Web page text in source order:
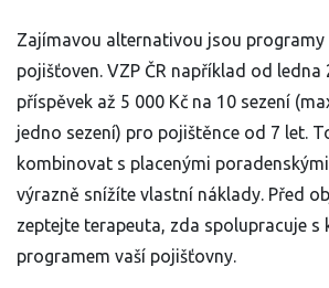
Zajímavou alternativou jsou programy
pojišťoven. VZP ČR například od ledna
příspěvek až 5 000 Kč na 10 sezení
jedno sezení) pro pojištěnce od 7 let.
kombinovat s placenými
výrazně snížíte vlastní náklady. Před
zeptejte terapeuta, zda spolupracuje s
programem vaší pojišťovny.